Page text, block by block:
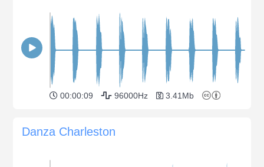
00:00:09 96000Hz 3.41Mb
Danza Charleston